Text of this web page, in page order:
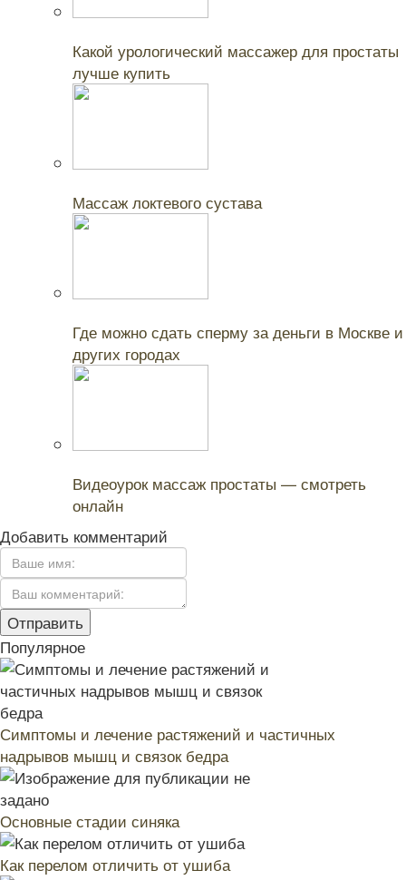
Какой урологический массажер для простаты
лучше купить
Массаж локтевого сустава
Где можно сдать сперму за деньги в Москве и
других городах
Видеоурок массаж простаты — смотреть
онлайн
Добавить комментарий
Популярное
Симптомы и лечение растяжений и частичных
надрывов мышц и связок бедра
Основные стадии синяка
Как перелом отличить от ушиба